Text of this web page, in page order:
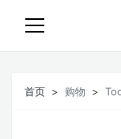
首页 购物